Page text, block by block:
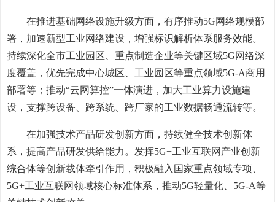
在推进基础网络设施升级方面，有序推动5G网络规模部
署，加速新型工业网络建设，增强标识解析体系服务效能。
持续深化全市工业园区、重点制造企业等关键区域5G网络深
度覆盖，优先完成中心城区、工业园区等重点领域5G-A商用
部署等；推动“云网算控”一体演进，加大工业算力设施建
设，支撑跨设备、跨系统、跨厂家的工业数据畅通流转等。
在加强技术产品研发创新方面，持续健全技术创新体
系，提高产品研发供给能力。发挥5G+工业互联网产业创新
综合体等创新载体牵引作用，积极融入国家重点领域专项、
5G+工业互联网领域核心标准体系，推动5G轻量化、5G-A等